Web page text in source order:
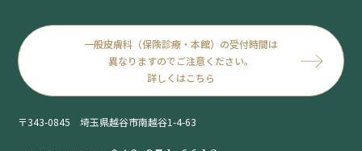
一般皮膚科（保険診療・本館）の受付時間は
異なりますのでご注意ください。
詳しくはこちら
〒343-0845 埼玉県越谷市南越谷1-4-63